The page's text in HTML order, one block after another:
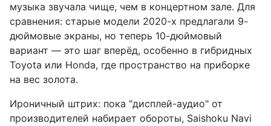
музыка звучала чище, чем в концертном зале. Для
сравнения: старые модели 2020-х предлагали 9-
дюймовые экраны, но теперь 10-дюймовый
вариант — это шаг вперёд, особенно в гибридных
Toyota или Honda, где пространство на приборке
на вес золота.
Ироничный штрих: пока "дисплей-аудио" от
производителей набирает обороты, Saishoku Navi